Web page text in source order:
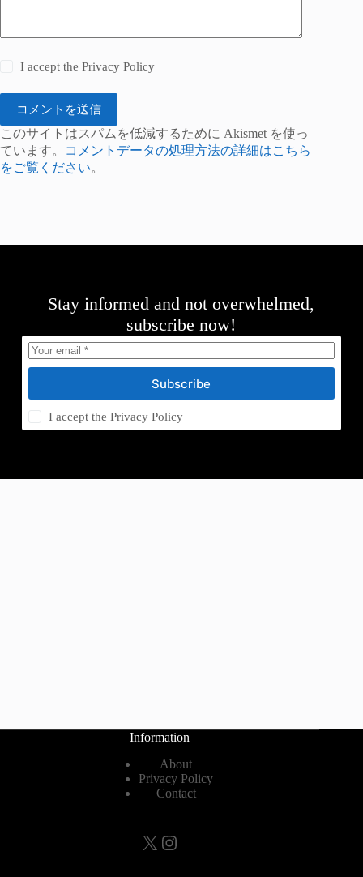
I accept thePrivacy Policy
コメントを送信
このサイトはスパムを低減するために Akismet を使っ
ています。
コメントデータの処理方法の詳細はこちら
をご覧ください。
Stay informed and not overwhelmed,
subscribe now!
Subscribe
I accept thePrivacy Policy
Information
About
Privacy Policy
Contact
X Instagram